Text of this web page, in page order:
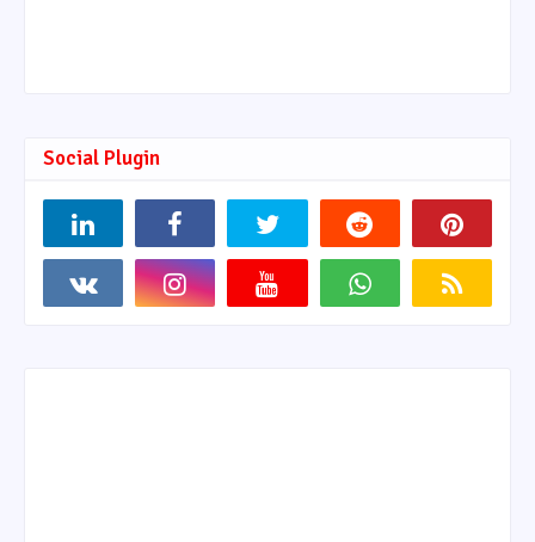
Social Plugin